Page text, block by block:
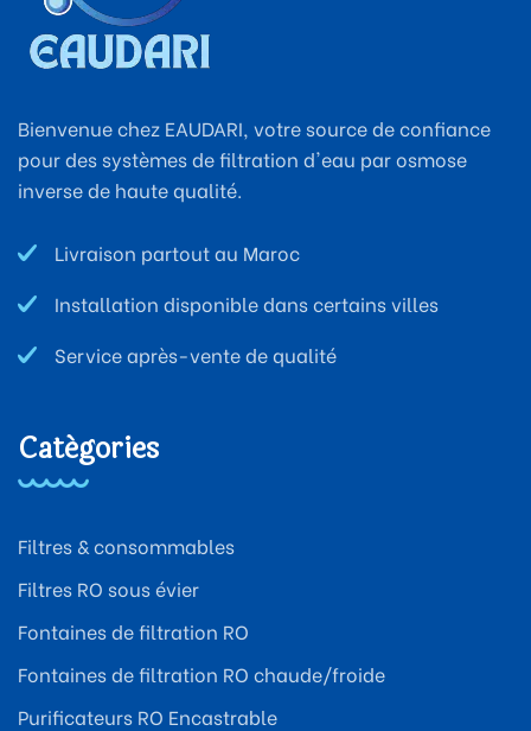
Bienvenue chez EAUDARI, votre source de confiance
pour des systèmes de filtration d'eau par osmose
inverse de haute qualité.
Livraison partout au Maroc
Installation disponible dans certains villes
Service après-vente de qualité
Catégories
Filtres & consommables
Filtres RO sous évier
Fontaines de filtration RO
Fontaines de filtration RO chaude/froide
Purificateurs RO Encastrable